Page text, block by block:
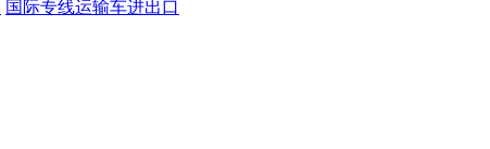
国际专线运输车进出口